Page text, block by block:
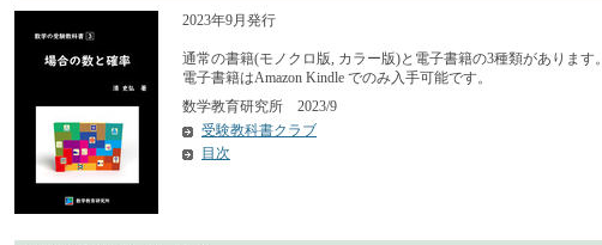
2023年9月発行
通常の書籍(モノクロ版, カラー版)と電子書籍の3種類があります。
電子書籍はAmazon Kindle でのみ入手可能です。
数学教育研究所 2023/9
受験教科書クラブ
目次